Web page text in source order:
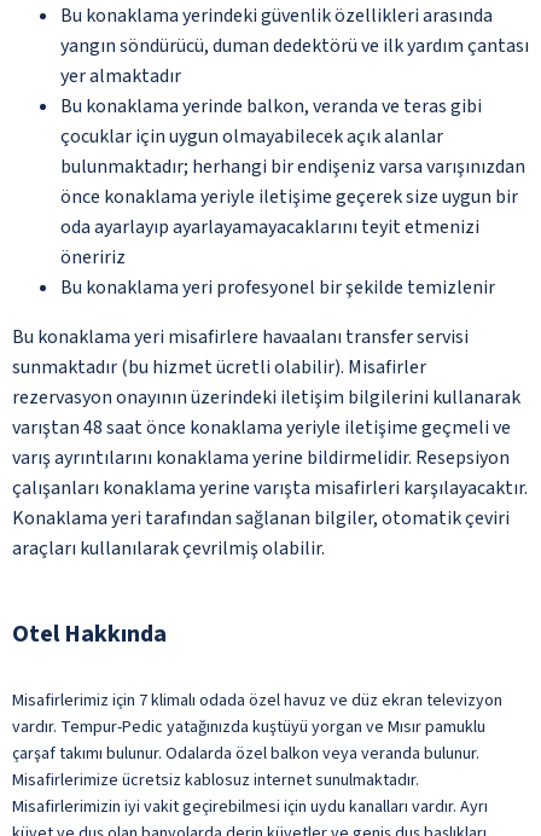
Bu konaklama yerindeki güvenlik özellikleri arasında
yangın söndürücü, duman dedektörü ve ilk yardım çantası
yer almaktadır
Bu konaklama yerinde balkon, veranda ve teras gibi
çocuklar için uygun olmayabilecek açık alanlar
bulunmaktadır; herhangi bir endişeniz varsa varışınızdan
önce konaklama yeriyle iletişime geçerek size uygun bir
oda ayarlayıp ayarlayamayacaklarını teyit etmenizi
öneririz
Bu konaklama yeri profesyonel bir şekilde temizlenir
Bu konaklama yeri misafirlere havaalanı transfer servisi
sunmaktadır (bu hizmet ücretli olabilir). Misafirler
rezervasyon onayının üzerindeki iletişim bilgilerini kullanarak
varıştan 48 saat önce konaklama yeriyle iletişime geçmeli ve
varış ayrıntılarını konaklama yerine bildirmelidir. Resepsiyon
çalışanları konaklama yerine varışta misafirleri karşılayacaktır.
Konaklama yeri tarafından sağlanan bilgiler, otomatik çeviri
araçları kullanılarak çevrilmiş olabilir.
Otel Hakkında
Misafirlerimiz için 7 klimalı odada özel havuz ve düz ekran televizyon
vardır. Tempur-Pedic yatağınızda kuştüyü yorgan ve Mısır pamuklu
çarşaf takımı bulunur. Odalarda özel balkon veya veranda bulunur.
Misafirlerimize ücretsiz kablosuz internet sunulmaktadır.
Misafirlerimizin iyi vakit geçirebilmesi için uydu kanalları vardır. Ayrı